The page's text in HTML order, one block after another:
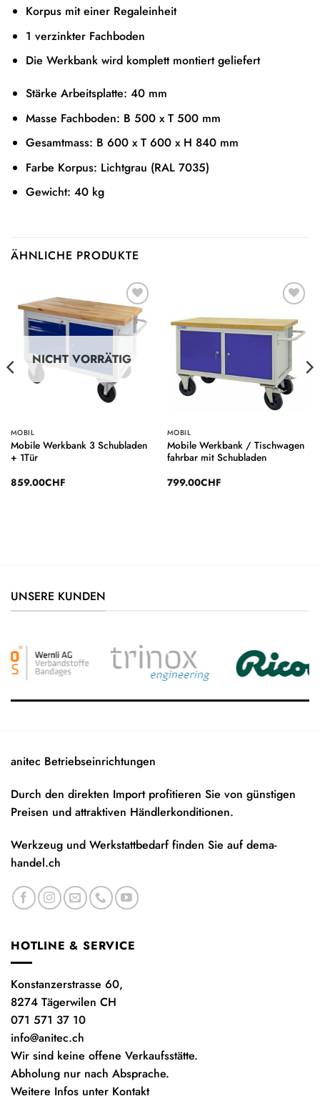
Korpus mit einer Regaleinheit
1 verzinkter Fachboden
Die Werkbank wird komplett montiert geliefert
Stärke Arbeitsplatte: 40 mm
Masse Fachboden: B 500 x T 500 mm
Gesamtmass: B 600 x T 600 x H 840 mm
Farbe Korpus: Lichtgrau (RAL 7035)
Gewicht: 40 kg
ÄHNLICHE PRODUKTE
Auf die
Wunschliste
NICHT VORRÄTIG
MOBIL
Mobile Werkbank 3 Schubladen
+ 1Tür
859.00CHF
Wunschliste
MOBIL
Mobile Werkbank / Tischwagen
fahrbar mit Schubladen
799.00CHF
UNSERE KUNDEN
anitec Betriebseinrichtungen
Durch den direkten Import profitieren Sie von günstigen
Preisen und attraktiven Händlerkonditionen.
Werkzeug und Werkstattbedarf finden Sie aufdema-
handel.ch
HOTLINE & SERVICE
Konstanzerstrasse 60,
8274 Tägerwilen CH
071 571 37 10
info@anitec.ch
Wir sind keine offene Verkaufsstätte.
Abholung nur nach Absprache.
Weitere Infos unter Kontakt